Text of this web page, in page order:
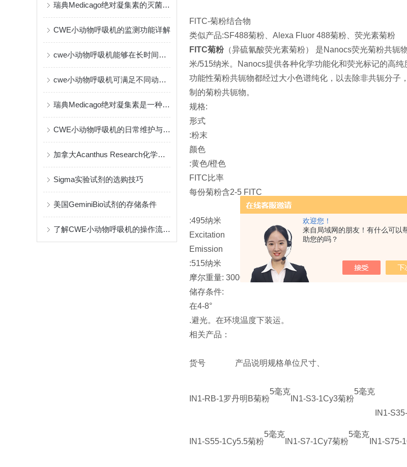
欢迎您！
来自局域网的朋友！有什么可以
助您的吗？
瑞典Medicago绝对凝集素的灭菌方式
CWE小动物呼吸机的监测功能详解
cwe小动物呼吸机能够在长时间实验中保持一致的输出
cwe小动物呼吸机可满足不同动物的生理需要
瑞典Medicago绝对凝集素是一种创新的免疫疗法
CWE小动物呼吸机的日常维护与保养指南
加拿大Acanthus Research化学试剂的作用与应用
Sigma实验试剂的选购技巧
美国GeminiBio试剂的存储条件
了解CWE小动物呼吸机的操作流程与维护
FlTC-菊粉结合物
类似产品:SF488菊粉、Alexa Fluor 488菊粉、荧光素菊粉
FITC菊粉（异硫氰酸荧光素菊粉） 是Nanocs荧光菊粉共轭
米/515纳米。Nanocs提供各种化学功能化和荧光标记的高
功能性菊粉共轭物都经过大小色谱纯化，以去除非共轭分
制的菊粉共轭物。
规格:
形式
:粉末
颜色
:黄色/橙色
FITC比率
每份菊粉含2-5 FITC
:495纳米
Excitation
Emission
:515纳米
摩尔重量: 3000-6000
储存条件:
在4-8°
.避光。在环境温度下装运。
相关产品：
货号 产品说明规格单位尺寸
IN1-RB-1罗丹明B菊粉
5毫克
IN1-S3-1Cy3菊粉
5毫克
IN1-
IN1-S55-1Cy5.5菊粉
5毫克
IN1-S7-1Cy7菊粉
5毫克
IN1-S75-1